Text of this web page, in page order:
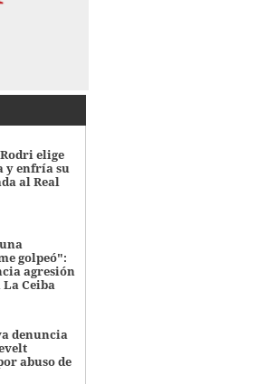
elige
y enfría su
al Real
golpeó":
agresión
La Ceiba
denuncia
abuso de